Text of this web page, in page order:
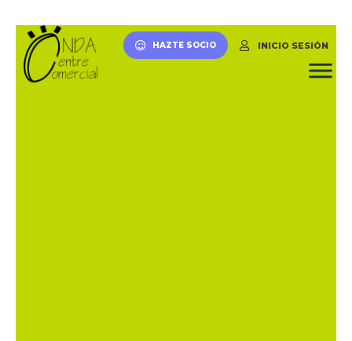
HAZTE SOCIO INICIO SESIÓN